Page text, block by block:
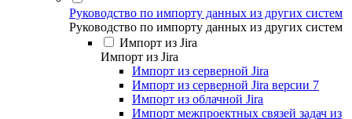
Руководство по импорту данных из других систем
Руководство по импорту данных из других систем
Импорт из Jira
Импорт из Jira
Импорт из серверной Jira
Импорт из серверной Jira версии 7
Импорт из облачной Jira
Импорт межпроектных связей задач из